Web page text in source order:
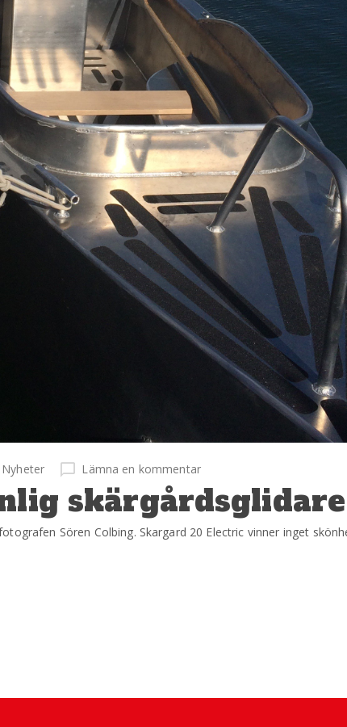
Nyheter Lämna en kommentar
skärgårdsglidare
Sören Colbing. Skargard 20 Electric vinner inget